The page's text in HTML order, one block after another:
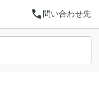
call 問い合わせ先